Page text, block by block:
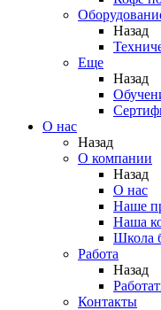
Назад
Еще
Назад
О нас
Назад
O компании
Назад
О нас
Наше
Наша
Школа
Работа
Назад
Контакты